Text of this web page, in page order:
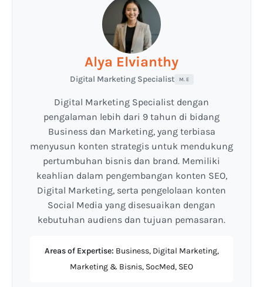
Alya Elvianthy
Digital Marketing Specialist M. E
Digital Marketing Specialist dengan
pengalaman lebih dari 9 tahun di bidang
Business dan Marketing, yang terbiasa
menyusun konten strategis untuk mendukung
pertumbuhan bisnis dan brand. Memiliki
keahlian dalam pengembangan konten SEO,
Digital Marketing, serta pengelolaan konten
Social Media yang disesuaikan dengan
kebutuhan audiens dan tujuan pemasaran.
Areas of Expertise: Business, Digital Marketing,
Marketing & Bisnis, SocMed, SEO